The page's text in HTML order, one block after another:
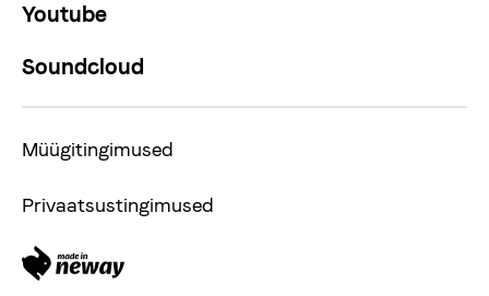
Youtube
Soundcloud
Müügitingimused
Privaatsustingimused